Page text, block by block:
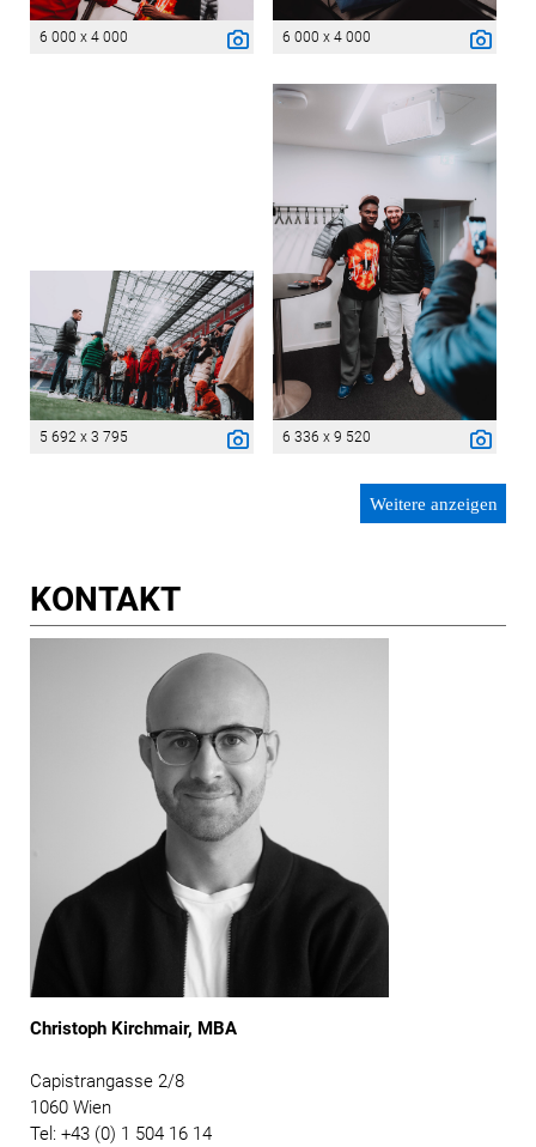
6 000 x 4 000 6 000 x 4 000
5 692 x 3 795 6 336 x 9 520
Weitere anzeigen
KONTAKT
Christoph Kirchmair, MBA
Capistrangasse 2/8
1060 Wien
Tel: +43 (0) 1 504 16 14